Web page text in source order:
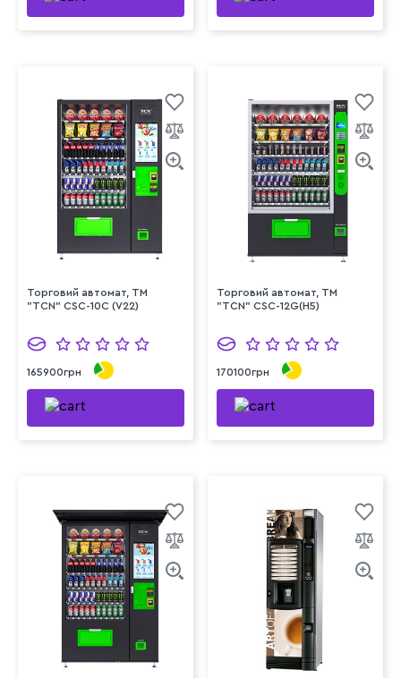
Торговий автомат, ТМ
"TCN" CSC-10C (V22)
165900грн
Торговий автомат, ТМ
"TCN" CSC-12G(H5)
170100грн